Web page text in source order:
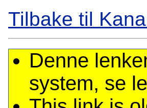
Tilbake til
Denne
system, se